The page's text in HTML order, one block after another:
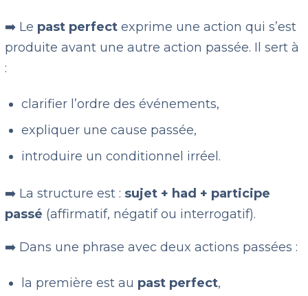
➡️ Le past perfect exprime une action qui s’est
produite avant une autre action passée. Il sert à
:
clarifier l’ordre des événements,
expliquer une cause passée,
introduire un conditionnel irréel.
➡️ La structure est : sujet + had + participe
passé (affirmatif, négatif ou interrogatif).
➡️ Dans une phrase avec deux actions passées :
la première est au past perfect,